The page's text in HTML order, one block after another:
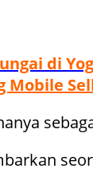
di
Mobile